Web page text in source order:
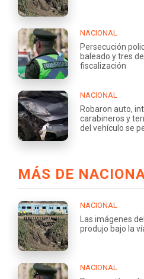
NACIONAL
Persecución
baleado y tres
fiscalización
NACIONAL
Robaron auto,
carabineros y
del vehículo se
MÁS DE
NACIONAL
Las imágenes
produjo bajo la
NACIONAL